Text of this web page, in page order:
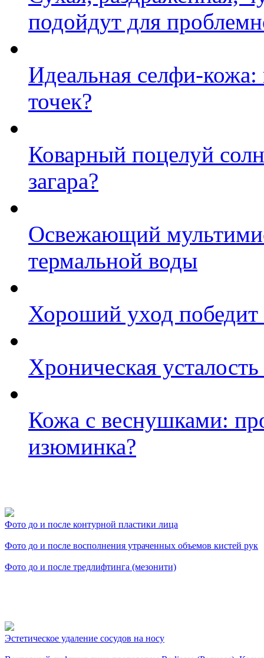
подойдут для
Идеальная селфи-кожа:
точек?
Коварный поцелуй
загара?
Освежающий
термальной воды
Хороший уход победит
Хроническая
Кожа с веснушками:
изюминка?
Фото до и после контурной пластики лица
Фото до и после восполнения утраченных объемов кистей рук
Фото до и после тредлифтинга (мезонити)
Эстетическое удаление сосудов на носу